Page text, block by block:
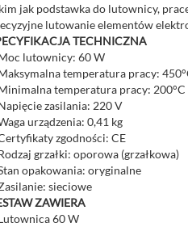
jak podstawka do lutownicy,
lutowanie elementów
TECHNICZNA
lutownicy: 60 W
temperatura pracy:
temperatura pracy: 200°C
zasilania: 220 V
urządzenia: 0,41 kg
zgodności: CE
grzałki: oporowa (grzałkowa)
opakowania: oryginalne
sieciowe
ZAWIERA
60 W